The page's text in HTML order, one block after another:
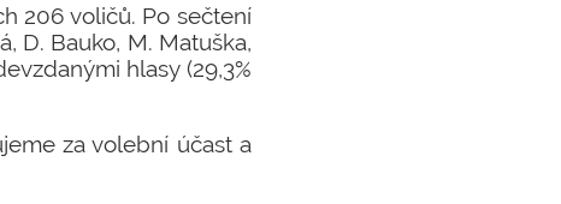
206 voličů. Po sečtení
D. Bauko, M. Matuška,
hlasy (29,3%
za volební účast a